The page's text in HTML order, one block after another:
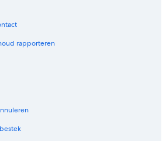
rapporteren